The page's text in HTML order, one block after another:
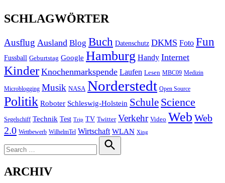
SCHLAGWÖRTER
Ausflug Ausland Blog Buch Datenschutz DKMS Foto Fun
Fussball Geburtstag Google Hamburg Handy Internet
Kinder Knochenmarkspende Laufen Lesen MBC09 Medizin
Microblogging Musik NASA Norderstedt Open Source
Politik Roboter Schleswig-Holstein Schule Science
Segelschiff Technik Test Trip TV Twitter Verkehr Video Web Web
2.0 Wettbewerb WilhelmTel Wirtschaft WLAN Xing
for:
Search
ARCHIV